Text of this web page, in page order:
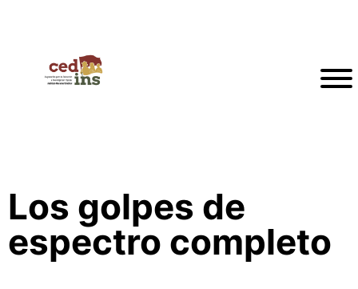
Los golpes de
espectro completo